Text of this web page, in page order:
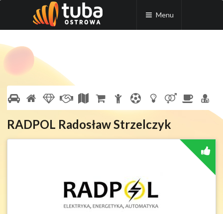
Menu
RADPOL Radosław Strzelczyk